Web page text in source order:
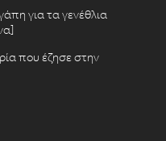
για τα γενέθλια
που έζησε στην